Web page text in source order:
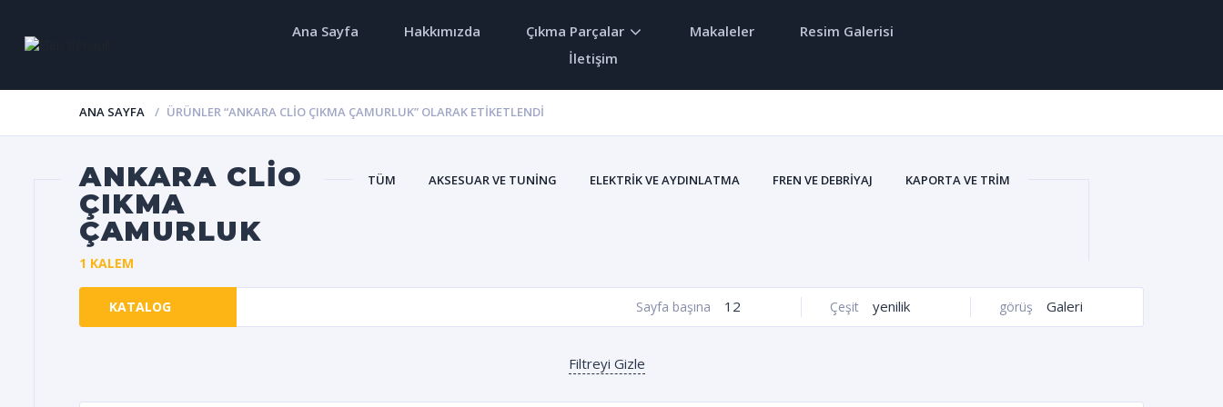
Ana Sayfa Hakkımızda Çıkma Parçalar Makaleler
Resim Galerisi
İletişim
ANA SAYFA ÜRÜNLER “ANKARA CLIO ÇIKMA ÇAMURLUK” OLARAK ETIKETLENDI
ANKARA CLIO
ÇIKMA
ÇAMURLUK
TÜM AKSESUAR VE TUNING ELEKTRIK VE AYDINLATMA FREN VE DEBRIYAJ
KAPORTA VE TRIM
1 KALEM
KATALOG görüş Galeri
Çeşit yenilik
Sayfa başına 12
Filtreyi Gizle